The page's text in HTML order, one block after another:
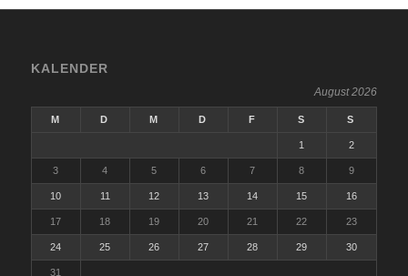
KALENDER
August 2026
M D M D F S S
1 2
3 4 5 6 7 8 9
10 11 12 13 14 15 16
17 18 19 20 21 22 23
24 25 26 27 28 29 30
31